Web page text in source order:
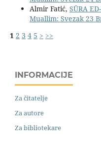
Almir Fatić, SŪRA
Muallim: Svezak 23
1 2 3 4 5 > >>
INFORMACIJE
Za čitatelje
Za autore
Za bibliotekare